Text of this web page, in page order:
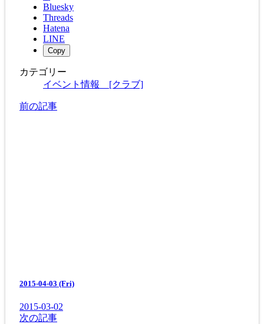
Bluesky
Threads
Hatena
LINE
Copy
カテゴリー
イベント情報 [クラブ]
前の記事
2015-04-03 (Fri)
2015-03-02
次の記事